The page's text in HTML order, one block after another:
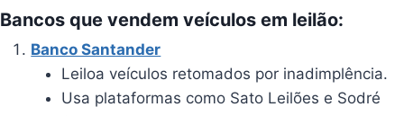
Bancos que vendem veículos em leilão:
Banco Santander
Leiloa veículos retomados por inadimplência.
Usa plataformas como Sato Leilões e Sodré